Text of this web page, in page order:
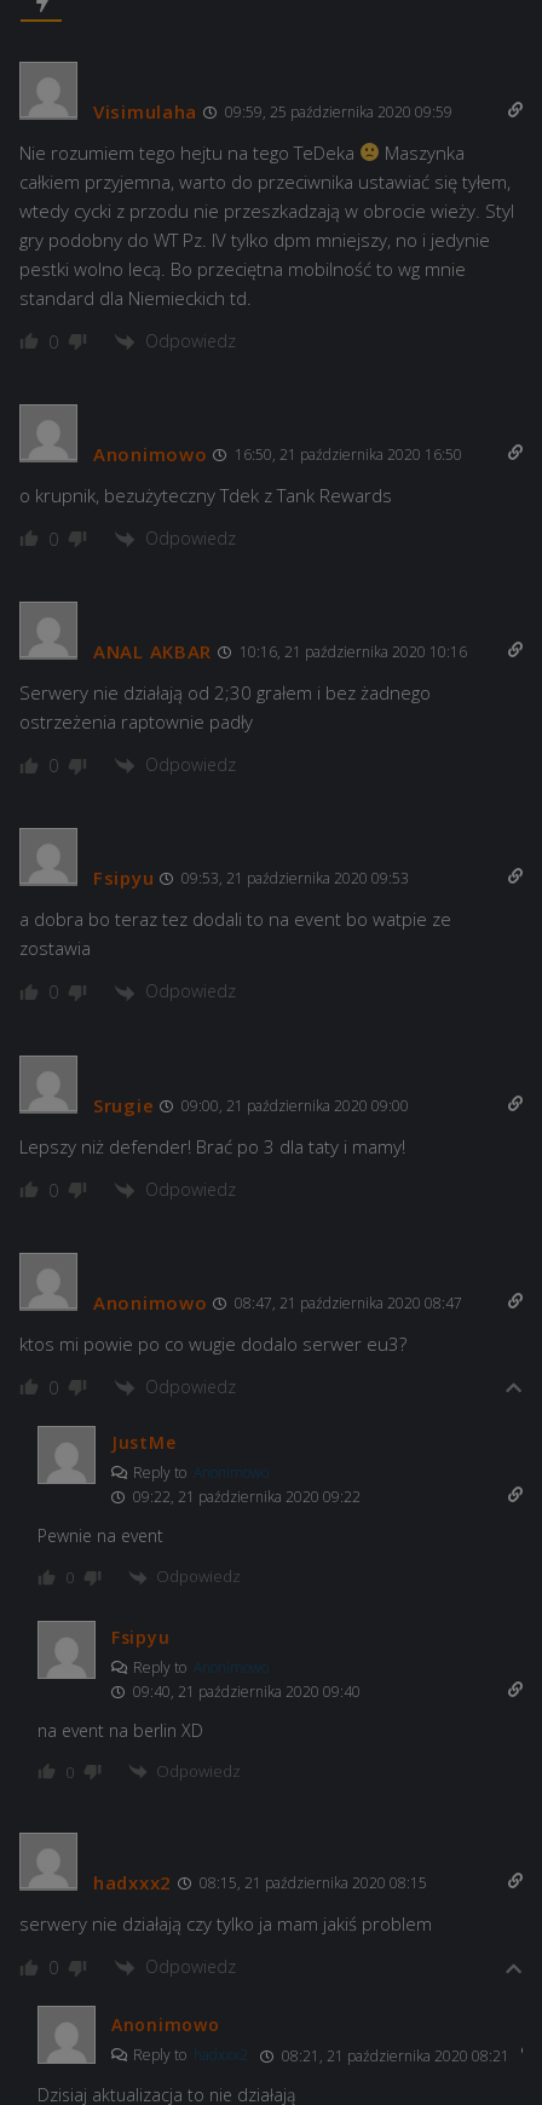
Visimulaha 09:59, 25 października 2020 09:59
Nie rozumiem tego hejtu na tego TeDeka
Maszynka
całkiem przyjemna, warto do przeciwnika ustawiać się tyłem,
wtedy cycki z przodu nie przeszkadzają w obrocie wieży. Styl
gry podobny do WT Pz. IV tylko dpm mniejszy, no i jedynie
pestki wolno lecą. Bo przeciętna mobilność to wg mnie
standard dla Niemieckich td.
0 Odpowiedz
Anonimowo 16:50, 21 października 2020 16:50
o krupnik, bezużyteczny Tdek z Tank Rewards
0 Odpowiedz
ANAL AKBAR 10:16, 21 października 2020 10:16
Serwery nie działają od 2;30 grałem i bez żadnego
ostrzeżenia raptownie padły
0 Odpowiedz
Fsipyu 09:53, 21 października 2020 09:53
a dobra bo teraz tez dodali to na event bo watpie ze
zostawia
0 Odpowiedz
Srugie 09:00, 21 października 2020 09:00
Lepszy niż defender! Brać po 3 dla taty i mamy!
0 Odpowiedz
Anonimowo 08:47, 21 października 2020 08:47
ktos mi powie po co wugie dodalo serwer eu3?
0 Odpowiedz
JustMe
Reply to Anonimowo
09:22, 21 października 2020 09:22
Pewnie na event
0 Odpowiedz
Fsipyu
Reply to Anonimowo
09:40, 21 października 2020 09:40
na event na berlin XD
0 Odpowiedz
hadxxx2 08:15, 21 października 2020 08:15
serwery nie działają czy tylko ja mam jakiś problem
0 Odpowiedz
Anonimowo
Reply to hadxxx2 08:21, 21 października 2020 08:21
Dzisiaj aktualizacja to nie działają